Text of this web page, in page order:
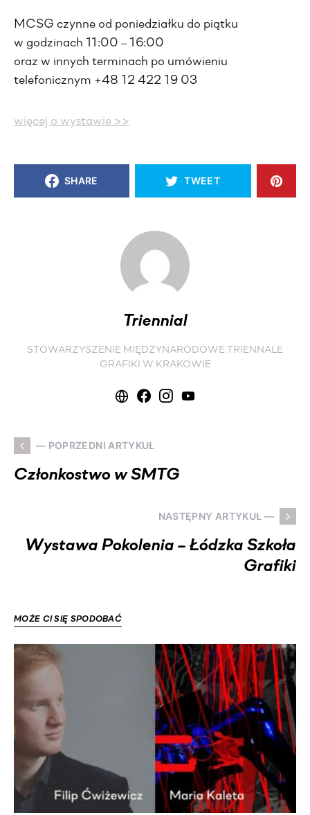
MCSG czynne od poniedziałku do piątku
w godzinach 11:00 – 16:00
oraz w innych terminach po umówieniu
telefonicznym +48 12 422 19 03
więcej o wystawie >>
SHARE TWEET
Triennial
STOWARZYSZENIE MIĘDZYNARODOWE TRIENNALE
GRAFIKI W KRAKOWIE
— POPRZEDNI ARTYKUŁ
Członkostwo w SMTG
NASTĘPNY ARTYKUŁ —
Wystawa Pokolenia – Łódzka Szkoła
Grafiki
MOŻE CI SIĘ SPODOBAĆ